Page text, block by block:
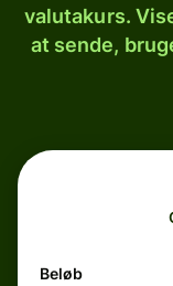
valutakurs.
at sende,
Beløb